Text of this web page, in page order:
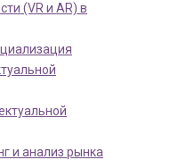
(VR и AR) в
и анализ рынка